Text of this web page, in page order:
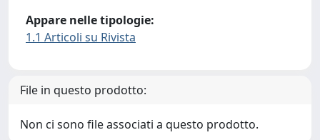
Appare nelle tipologie:
1.1 Articoli su Rivista
File in questo prodotto:
Non ci sono file associati a questo prodotto.